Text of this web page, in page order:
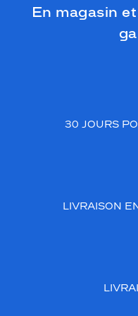
En magasin
30 JOURS
LIVRAISON